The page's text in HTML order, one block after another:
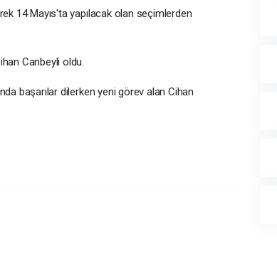
14 Mayıs'ta yapılacak olan seçimlerden
Canbeyli oldu.
başarılar dilerken yeni görev alan Cihan